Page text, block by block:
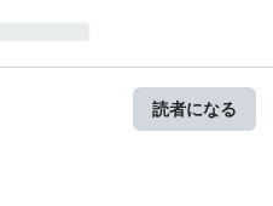
読者になる